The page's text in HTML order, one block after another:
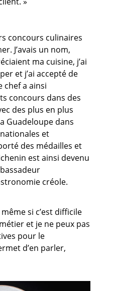
concours culinaires
J’avais un nom,
ma cuisine, j’ai
et j’ai accepté de
chef a ainsi
concours dans des
des plus en plus
Guadeloupe dans
et
des médailles et
est ainsi devenu
créole.
si c’est difficile
et je ne peux pas
pour le
d’en parler,